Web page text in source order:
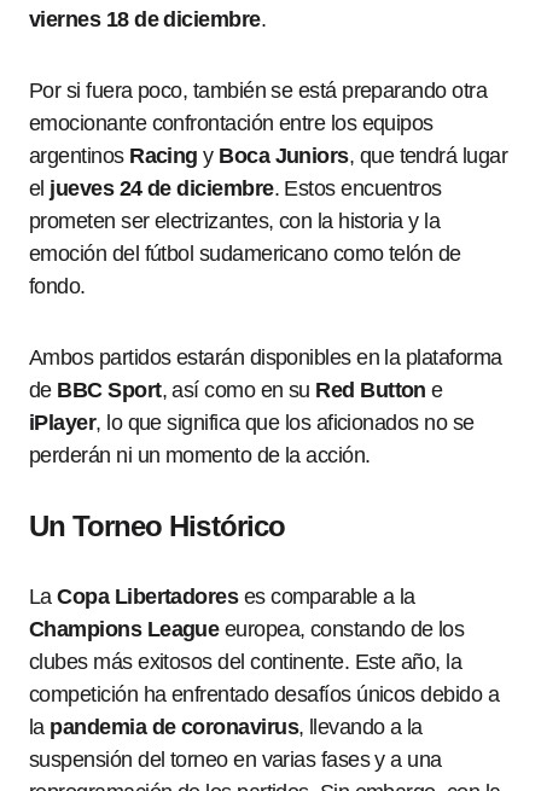
viernes 18 de diciembre.
Por si fuera poco, también se está preparando otra
emocionante confrontación entre los equipos
argentinos Racing y Boca Juniors, que tendrá lugar
el jueves 24 de diciembre. Estos encuentros
prometen ser electrizantes, con la historia y la
emoción del fútbol sudamericano como telón de
fondo.
Ambos partidos estarán disponibles en la plataforma
de BBC Sport, así como en su Red Button e
iPlayer, lo que significa que los aficionados no se
perderán ni un momento de la acción.
Un Torneo Histórico
LaCopa Libertadoreses comparable a la
Champions Leagueeuropea, constando de los
clubes más exitosos del continente. Este año, la
competición ha enfrentado desafíos únicos debido a
la pandemia de coronavirus, llevando a la
suspensión del torneo en varias fases y a una